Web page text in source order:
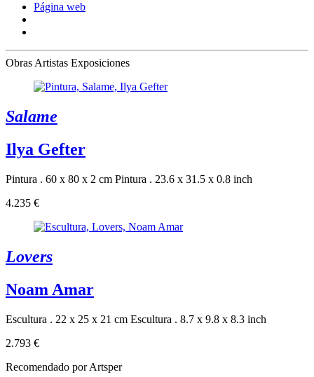
Página web
ObrasArtistas Exposiciones
Salame
Ilya Gefter
Pintura . 60 x 80 x 2 cm Pintura . 23.6 x 31.5 x 0.8 inch
4.235 €
Lovers
Noam Amar
Escultura . 22 x 25 x 21 cm Escultura . 8.7 x 9.8 x 8.3 inch
2.793 €
Recomendado por Artsper